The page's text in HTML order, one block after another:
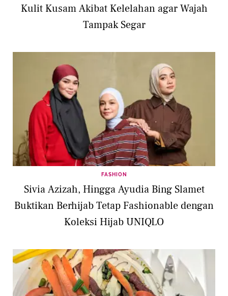
Kulit Kusam Akibat Kelelahan agar Wajah
Tampak Segar
FASHION
Sivia Azizah, Hingga Ayudia Bing Slamet
Buktikan Berhijab Tetap Fashionable dengan
Koleksi Hijab UNIQLO